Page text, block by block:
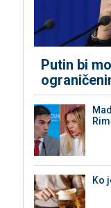
Putin bi
Ko